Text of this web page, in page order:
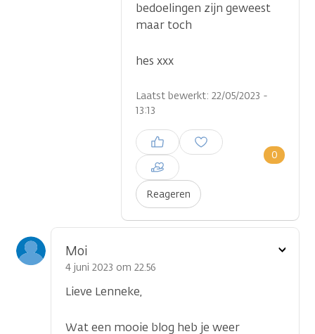
bedoelingen zijn geweest
maar toch
hes xxx
Laatst bewerkt: 22/05/2023 -
13:13
Reageren
0
Inloggen om een reactie te
plaatsen
Moi
4 juni 2023 om 22.56
Lieve Lenneke,
Wat een mooie blog heb je weer
Toon